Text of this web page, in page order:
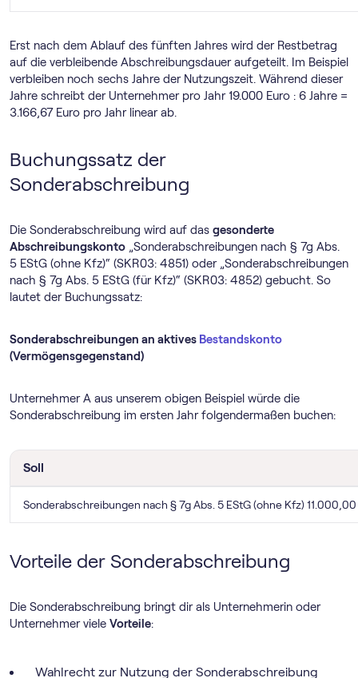
Erst nach dem Ablauf des fünften Jahres wird der Restbetrag
auf die verbleibende Abschreibungsdauer aufgeteilt. Im Beispiel
verbleiben noch sechs Jahre der Nutzungszeit. Während dieser
Jahre schreibt der Unternehmer pro Jahr 19.000 Euro : 6 Jahre =
3.166,67 Euro pro Jahr linear ab.
Buchungssatz der
Sonderabschreibung
Die Sonderabschreibung wird auf das gesonderte
Abschreibungskonto „Sonderabschreibungen nach § 7g Abs.
5 EStG (ohne Kfz)“ (SKR03: 4851) oder „Sonderabschreibungen
nach § 7g Abs. 5 EStG (für Kfz)“ (SKR03: 4852) gebucht. So
lautet der Buchungssatz:
Sonderabschreibungen an aktives Bestandskonto
(Vermögensgegenstand)
Unternehmer A aus unserem obigen Beispiel würde die
Sonderabschreibung im ersten Jahr folgendermaßen buchen:
Soll
Sonderabschreibungen nach § 7g Abs. 5 EStG (ohne Kfz)
Vorteile der Sonderabschreibung
Die Sonderabschreibung bringt dir als Unternehmerin oder
Unternehmer viele Vorteile:
Wahlrecht zur Nutzung der Sonderabschreibung